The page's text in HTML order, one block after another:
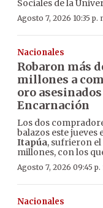
Sociales de la
Agosto 7, 2026 10:35 p.
Nacionales
Robaron más
millones a
oro
Encarnación
Los dos
balazos este jueves
Itapúa, sufrieron el
millones, con los
Agosto 7, 2026 09:45 p.
Nacionales